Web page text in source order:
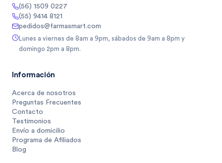
(56) 1509 0227
(55) 9414 8121
pedidos@farmasmart.com
Lunes a viernes de 8am a 9pm, sábados de 9am a 8pm y
domingo 2pm a 8pm.
Información
Acerca de nosotros
Preguntas Frecuentes
Contacto
Testimonios
Envío a domicilio
Programa de Afiliados
Blog